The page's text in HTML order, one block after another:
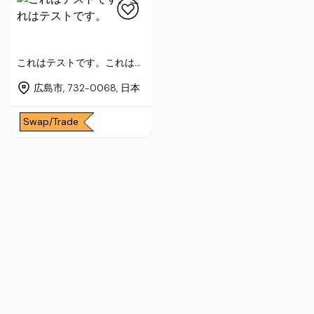
これはテストです。これはテ
広島市, 732-0068, 日本
Swap/Trade